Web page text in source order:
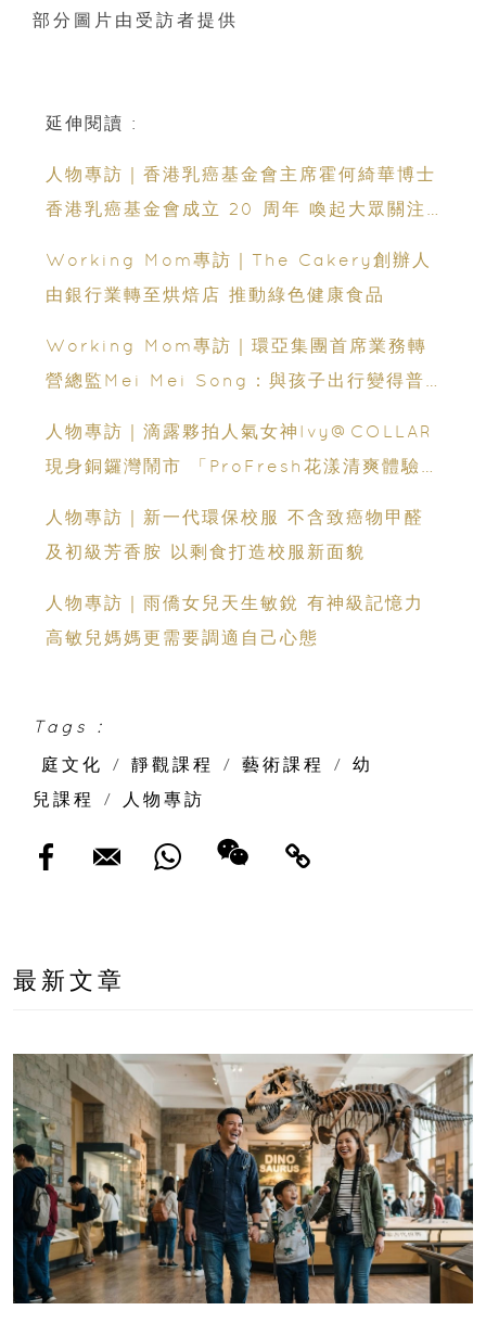
部分圖片由受訪者提供
延伸閱讀 :
人物專訪｜香港乳癌基金會主席霍何綺華博士
香港乳癌基金會成立 20 周年 喚起大眾關注
Working Mom專訪｜The Cakery創辦人
由銀行業轉至烘焙店 推動綠色健康食品
Working Mom專訪｜環亞集團首席業務轉
營總監Mei Mei Song：與孩子出行變得普
人物專訪｜滴露夥拍人氣女神Ivy@COLLAR
現身銅鑼灣鬧市 「ProFresh花漾清爽體驗
人物專訪｜新一代環保校服 不含致癌物甲醛
及初級芳香胺 以剩食打造校服新面貌
人物專訪｜雨僑女兒天生敏銳 有神級記憶力
高敏兒媽媽更需要調適自己心態
Tags :
庭文化
/ 靜觀課程 / 藝術課程 /
幼
兒課程
/ 人物專訪
最新文章